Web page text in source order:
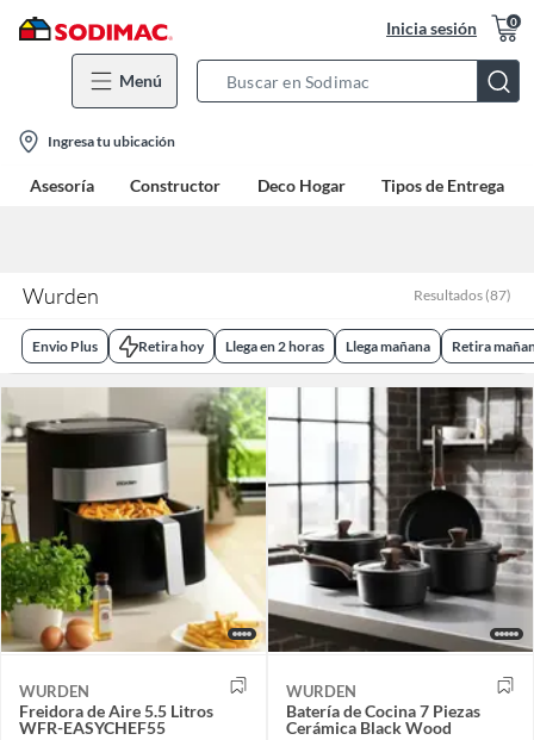
Inicia sesión 0
Menú
Bar
location-
icon
Ingresa tu ubicación
Asesoría Constructor Deco Hogar Tipos de Entrega
Wurden Resultados (87)
Envio Plus Retira hoy Llega en 2 horas Llega mañana Retira
WURDEN
Freidora de Aire 5.5 Litros
WFR-EASYCHEF55
WURDEN
Batería de Cocina 7 Piezas
Cerámica Black Wood